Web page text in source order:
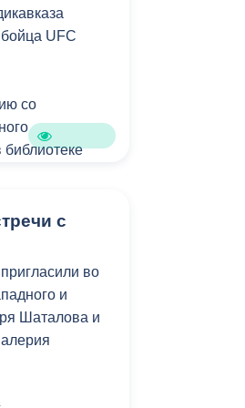
в
UFC
со
библиотеке
Алании
клубе
дом 41а.
с
с
во
и
Шаталова и